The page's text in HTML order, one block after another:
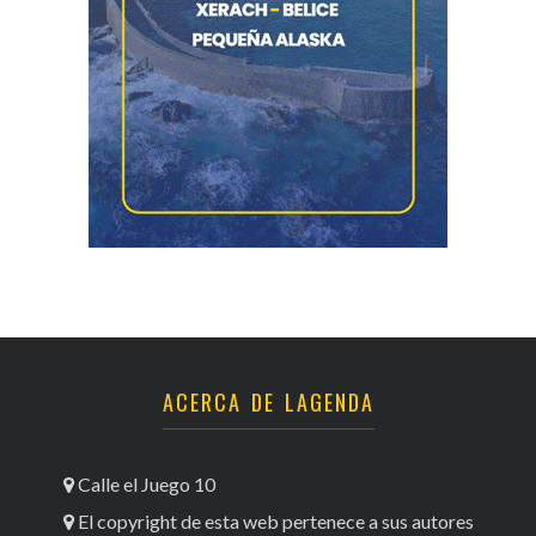
ACERCA DE LAGENDA
Calle el Juego 10
El copyright de esta web pertenece a sus autores